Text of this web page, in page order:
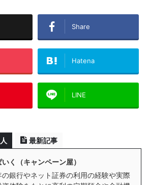
Share
Hatena
LINE
最新記事
く（キャンペーン屋）
の銀行やネット証券の利用の経験や実際